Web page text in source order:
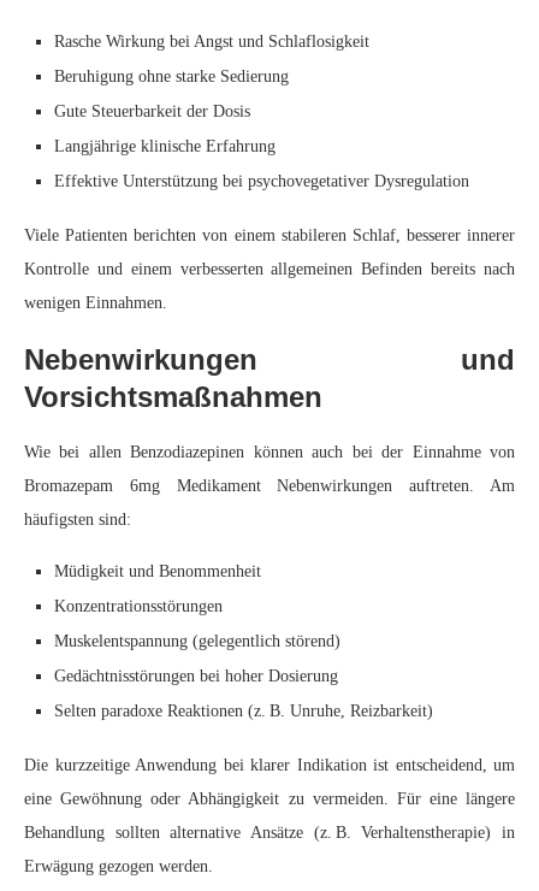
Rasche Wirkung bei Angst und Schlaflosigkeit
Beruhigung ohne starke Sedierung
Gute Steuerbarkeit der Dosis
Langjährige klinische Erfahrung
Effektive Unterstützung bei psychovegetativer Dysregulation
Viele Patienten berichten von einem stabileren Schlaf, besserer innerer
Kontrolle und einem verbesserten allgemeinen Befinden bereits nach
wenigen Einnahmen.
Nebenwirkungen und
Vorsichtsmaßnahmen
Wie bei allen Benzodiazepinen können auch bei der Einnahme von
Bromazepam 6mg Medikament Nebenwirkungen auftreten. Am
häufigsten sind:
Müdigkeit und Benommenheit
Konzentrationsstörungen
Muskelentspannung (gelegentlich störend)
Gedächtnisstörungen bei hoher Dosierung
Selten paradoxe Reaktionen (z. B. Unruhe, Reizbarkeit)
Die kurzzeitige Anwendung bei klarer Indikation ist entscheidend, um
eine Gewöhnung oder Abhängigkeit zu vermeiden. Für eine längere
Behandlung sollten alternative Ansätze (z. B. Verhaltenstherapie) in
Erwägung gezogen werden.